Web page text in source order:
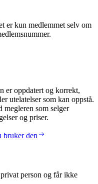
er kun medlemmet selv om
er oppdatert og korrekt,
utelatelser som kan oppstå.
som selger
og priser.
bruker den
person og får ikke